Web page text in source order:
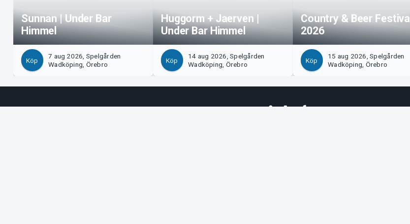
Sunnan | Under Bar
Himmel
Köp
7 aug 2026, Spelgården
Wadköping, Örebro
Huggorm + Jaerven |
Under Bar Himmel
Köp
14 aug 2026, Spelgården
Wadköping, Örebro
Country & Beer Festival
2026
Köp
15 aug 2026, Spelgården
Wadköping, Örebro